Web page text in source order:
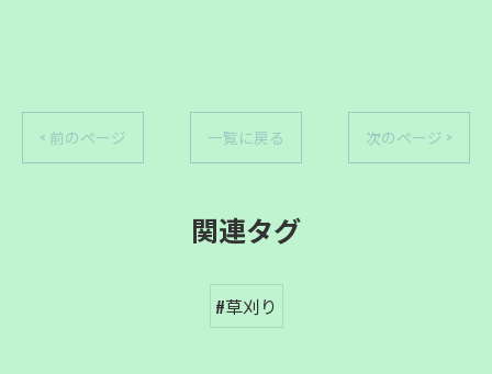
< 前のページ 一覧に戻る 次のページ >
関連タグ
#草刈り
お問い合わせはこちら
お問い合わせはこちら